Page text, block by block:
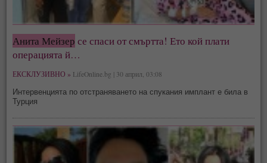
Анита Мейзер се спаси от смъртта! Ето кой плати
операцията й…
ЕКСКЛУЗИВНО » LifeOnline.bg | 30 април, 03:08
Интервенцията по отстраняването на спукания имплант е била в
Турция